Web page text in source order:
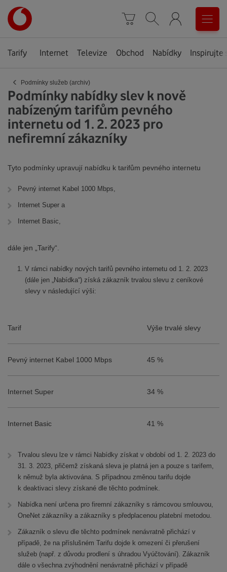
stránka
Košík
Vyhledávání
Menu
Tarify Internet Televize Obchod Nabídky Inspirujte
‹ Podmínky služeb (archiv)
Podmínky nabídky slev k nově
nabízeným tarifům pevného
internetu od 1. 2. 2023 pro
nefiremní zákazníky
Tyto podmínky upravují nabídku k tarifům pevného internetu
Pevný internet Kabel 1000 Mbps,
Internet Super a
Internet Basic,
dále jen „Tarify“.
V rámci nabídky nových tarifů pevného internetu od 1. 2. 2023
(dále jen „Nabídka“) získá zákazník trvalou slevu z ceníkové
slevy v následující výši:
Tarif Výše trvalé slevy
Pevný internet Kabel 1000 Mbps 45 %
Internet Super 34 %
Internet Basic 41 %
Trvalou slevu lze v rámci Nabídky získat v období od 1. 2. 2023 do
31. 3. 2023, přičemž získaná sleva je platná jen a pouze s tarifem,
k němuž byla aktivována. S případnou změnou tarifu dojde
k deaktivaci slevy získané dle těchto podmínek.
Nabídka není určena pro firemní zákazníky s rámcovou smlouvou,
OneNet zákazníky a zákazníky s předplacenou platební metodou.
Zákazník o slevu dle těchto podmínek nenávratně přichází v
případě, že na příslušném Tarifu dojde k omezení či přerušení
služeb (např. z důvodu prodlení s úhradou Vyúčtování). Zákazník
dále o všechna zvýhodnění nenávratně přichází v případě